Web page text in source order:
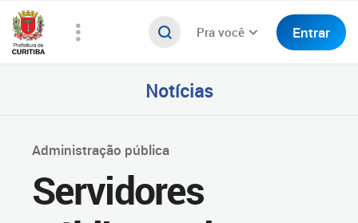
Pra você Entrar
Notícias
Administração pública
Servidores